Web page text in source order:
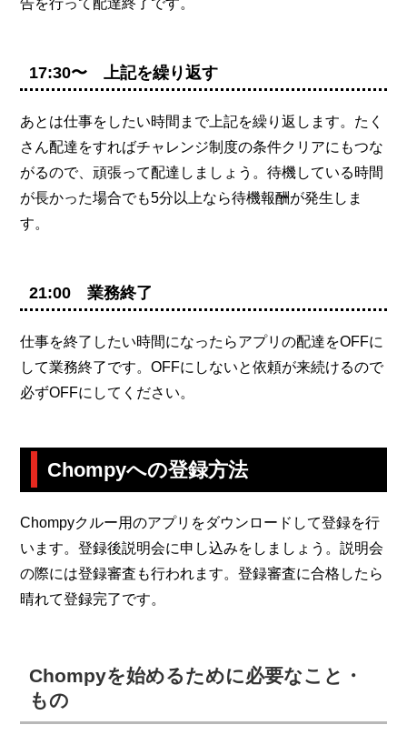
17:30〜 上記を繰り返す
あとは仕事をしたい時間まで上記を繰り返します。たく
さん配達をすればチャレンジ制度の条件クリアにもつな
がるので、頑張って配達しましょう。待機している時間
が長かった場合でも5分以上なら待機報酬が発生しま
す。
21:00 業務終了
仕事を終了したい時間になったらアプリの配達をOFFに
して業務終了です。OFFにしないと依頼が来続けるので
必ずOFFにしてください。
Chompyへの登録方法
Chompyクルー用のアプリをダウンロードして登録を行
います。登録後説明会に申し込みをしましょう。説明会
の際には登録審査も行われます。登録審査に合格したら
晴れて登録完了です。
Chompyを始めるために必要なこと・
もの